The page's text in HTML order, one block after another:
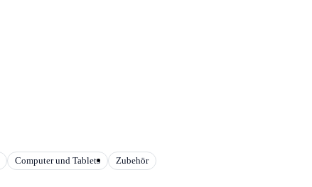
Computer und Tablets Zubehör